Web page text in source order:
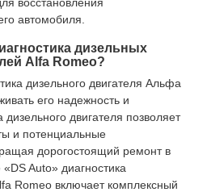
автомобиля.
дизельных
Alfa Romeo?
дизельного двигателя Альфа
его надежность и
дизельного двигателя позволяет
и потенциальные
дорогостоящий ремонт в
Auto» диагностика
Romeo включает комплексный